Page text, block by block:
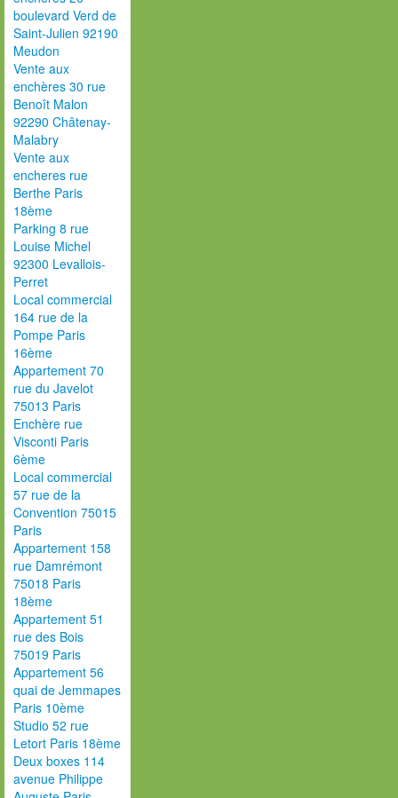
boulevard Verd de
Saint-Julien 92190
Meudon
Vente aux
enchères 30 rue
Benoît Malon
92290 Châtenay-
Malabry
Vente aux
encheres rue
Berthe Paris
18ème
Parking 8 rue
Louise Michel
92300 Levallois-
Perret
Local commercial
164 rue de la
Pompe Paris
16ème
Appartement 70
rue du Javelot
75013 Paris
Enchère rue
Visconti Paris
6ème
Local commercial
57 rue de la
Convention 75015
Paris
Appartement 158
rue Damrémont
75018 Paris
18ème
Appartement 51
rue des Bois
75019 Paris
Appartement 56
quai de Jemmapes
Paris 10ème
Studio 52 rue
Letort Paris 18ème
Deux boxes 114
avenue Philippe